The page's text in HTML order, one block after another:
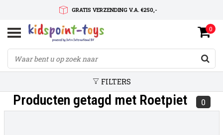
GRATIS VERZENDING V.A. €250,-
SNELLE LEVERTIJD
SERVICE OP MAAT
0
FILTERS
Producten getagd met Roetpiet 0